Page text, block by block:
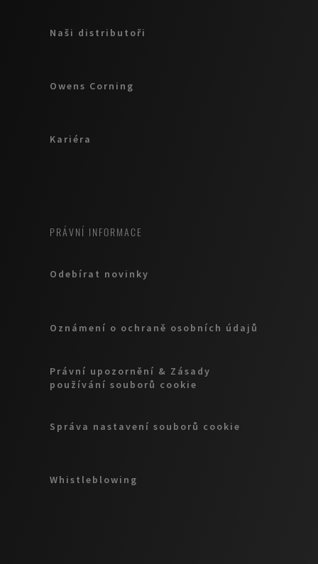
Naši distributoři
Owens Corning
Kariéra
PRÁVNÍ INFORMACE
Odebírat novinky
Oznámení o ochraně osobních údajů
Právní upozornění & Zásady
používání souborů cookie
Správa nastavení souborů cookie
Whistleblowing